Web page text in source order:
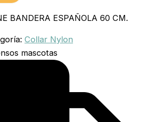
BANDERA ESPAÑOLA 60 CM.
Collar Nylon